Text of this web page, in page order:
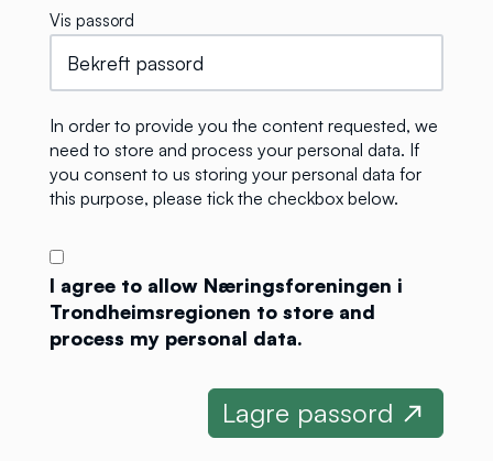
Vis passord
In order to provide you the content requested, we
need to store and process your personal data. If
you consent to us storing your personal data for
this purpose, please tick the checkbox below.
I agree to allow Næringsforeningen i
Trondheimsregionen to store and
process my personal data.